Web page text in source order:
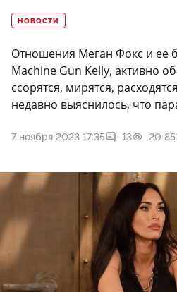
НОВОСТИ
Отношения Меган Фокс и ее
Machine Gun Kelly, активно
ссорятся, мирятся,
недавно выяснилось, что
7 ноября 2023 17:35 13 20